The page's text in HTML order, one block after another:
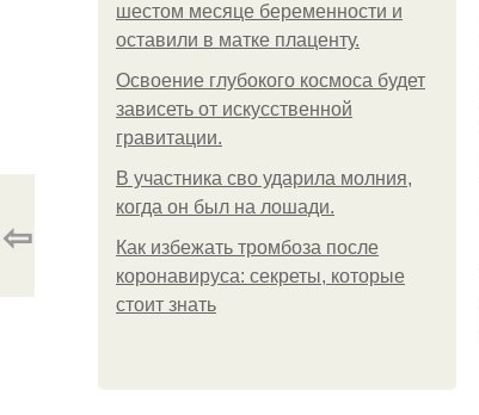
шестом месяце беременности и
оставили в матке плаценту.
Освоение глубокого космоса будет
зависеть от искусственной
гравитации.
В участника сво ударила молния,
когда он был на лошади.
Как избежать тромбоза после
коронавируса: секреты, которые
стоит знать
⇦